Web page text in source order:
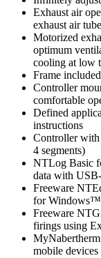
Exhaust air
exhaust air
Motorized
optimum
cooling at low
Frame
Controller
comfortable
Defined
instructions
Controller with
4 segments)
NTLog Basic
data with
Freeware
for Windows™
Freeware
firings using
mobile